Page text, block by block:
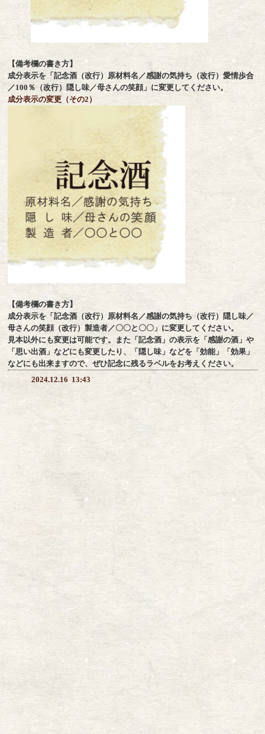
【備考欄の書き方】
成分表示を「記念酒（改行）原材料名／感謝の気持ち（改行）愛情歩合
／100％（改行）隠し味／母さんの笑顔」に変更してください。
成分表示の変更（その2）
【備考欄の書き方】
成分表示を「記念酒（改行）原材料名／感謝の気持ち（改行）隠し味／
母さんの笑顔（改行）製造者／〇〇と〇〇」に変更してください。
見本以外にも変更は可能です。また「記念酒」の表示を「感謝の酒」や
「思い出酒」などにも変更したり、「隠し味」などを「効能」「効果」
などにも出来ますので、ぜひ記念に残るラベルをお考えください。
2024.12.16 13:43